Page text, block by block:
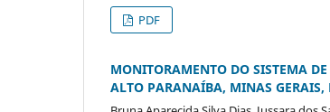
PDF
MONITORAMENTO DO SISTEMA
ALTO PARANAÍBA, MINAS